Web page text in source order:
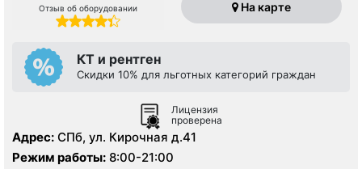
Отзыв об оборудовании На карте
КТ и рентген
Скидки 10% для льготных категорий граждан
Лицензия
проверена
Адрес: СПб, ул. Кирочная д.41
Режим работы: 8:00-21:00